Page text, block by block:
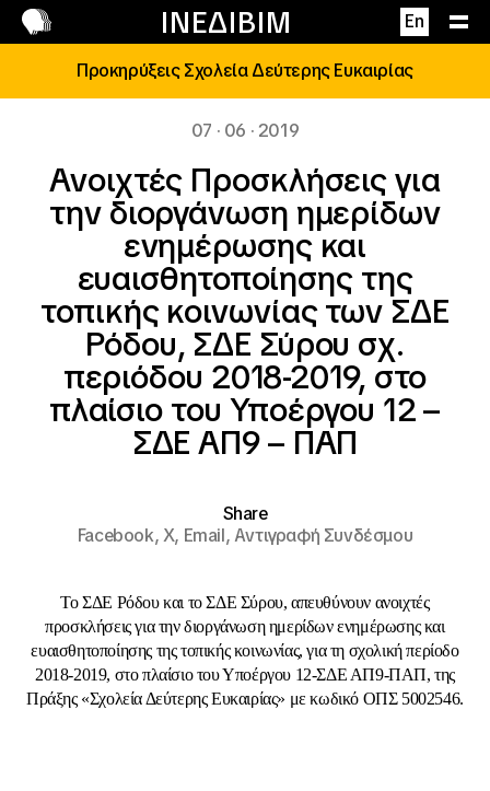
ΙΝΕΔΙΒΙΜ En
Επικοινωνία
Προκηρύξεις Σχολεία Δεύτερης Ευκαιρίας
07 · 06 · 2019
Ανοιχτές Προσκλήσεις για
την διοργάνωση ημερίδων
ενημέρωσης και
ευαισθητοποίησης της
τοπικής κοινωνίας των ΣΔΕ
Ρόδου, ΣΔΕ Σύρου σχ.
περιόδου 2018-2019, στο
πλαίσιο του Υποέργου 12 –
ΣΔΕ ΑΠ9 – ΠΑΠ
Share
Facebook,X, Email,Αντιγραφή Συνδέσμου
Το ΣΔΕ Ρόδου και το ΣΔΕ Σύρου, απευθύνουν ανοιχτές
προσκλήσεις για την διοργάνωση ημερίδων ενημέρωσης και
ευαισθητοποίησης της τοπικής κοινωνίας, για τη σχολική περίοδο
2018-2019, στο πλαίσιο του Υποέργου 12-ΣΔΕ ΑΠ9-ΠΑΠ, της
Πράξης «Σχολεία Δεύτερης Ευκαιρίας» με κωδικό ΟΠΣ 5002546.